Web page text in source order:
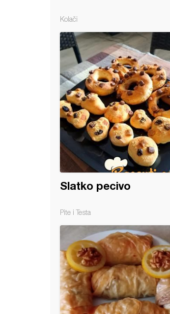
Kolači
Slatko pecivo
Pite i Testa
kolačići sa plazmom i pudingom
jabukama i ovsenim pahuljicama